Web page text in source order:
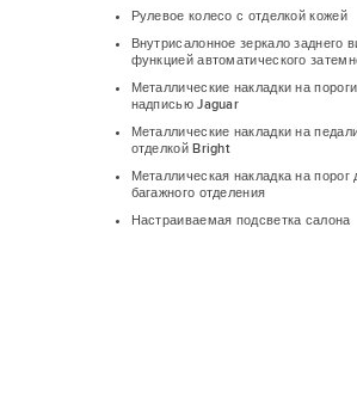
Рулевое колесо с отделкой кожей
Внутрисалонное зеркало заднего
функцией автоматического
Металлические накладки на
надписью Jaguar
Металлические накладки на
отделкой Bright
Металлическая накладка на порог
багажного отделения
Настраиваемая подсветка салона